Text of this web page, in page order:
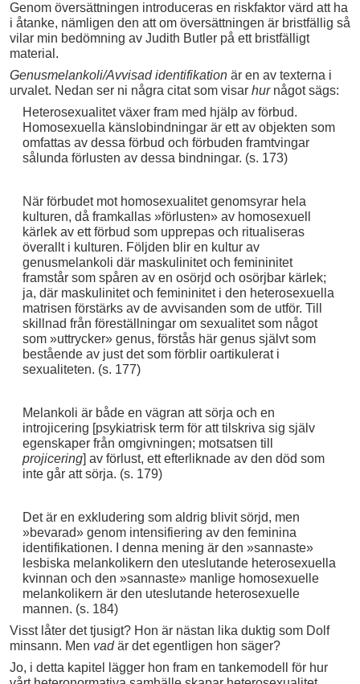
Genom översättningen introduceras en riskfaktor värd att ha
i åtanke, nämligen den att om översättningen är bristfällig så
vilar min bedömning av Judith Butler på ett bristfälligt
material.
Genusmelankoli/Avvisad identifikation är en av texterna i
urvalet. Nedan ser ni några citat som visar hurnågot sägs:
Heterosexualitet växer fram med hjälp av förbud.
Homosexuella känslobindningar är ett av objekten som
omfattas av dessa förbud och förbuden framtvingar
sålunda förlusten av dessa bindningar. (s. 173)
När förbudet mot homosexualitet genomsyrar hela
kulturen, då framkallas »förlusten» av homosexuell
kärlek av ett förbud som upprepas och ritualiseras
överallt i kulturen. Följden blir en kultur av
genusmelankoli där maskulinitet och femininitet
framstår som spåren av en osörjd och osörjbar kärlek;
ja, där maskulinitet och femininitet i den heterosexuella
matrisen förstärks av de avvisanden som de utför. Till
skillnad från föreställningar om sexualitet som något
som »uttrycker» genus, förstås här genus självt som
bestående av just det som förblir oartikulerat i
sexualiteten. (s. 177)
Melankoli är både en vägran att sörja och en
introjicering [psykiatrisk term för att tilskriva sig själv
egenskaper från omgivningen; motsatsen till
projicering] av förlust, ett efterliknade av den död som
inte går att sörja. (s. 179)
Det är en exkludering som aldrig blivit sörjd, men
»bevarad» genom intensifiering av den feminina
identifikationen. I denna mening är den »sannaste»
lesbiska melankolikern den uteslutande heterosexuella
kvinnan och den »sannaste» manlige homosexuelle
melankolikern är den uteslutande heterosexuelle
mannen. (s. 184)
Visst låter det tjusigt? Hon är nästan lika duktig som Dolf
minsann. Men vadär det egentligen hon säger?
Jo, i detta kapitel lägger hon fram en tankemodell för hur